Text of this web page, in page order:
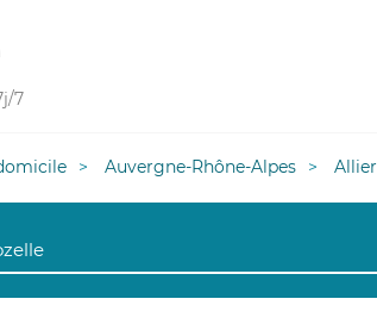
7
Auvergne-Rhône-Alpes Allier